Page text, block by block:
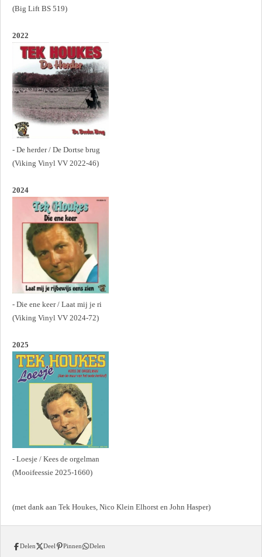
(Big Lift BS 519)
2022
- De herder / De Dortse brug
(Viking Vinyl VV 2022-46)
2024
- Die ene keer / Laat mij je ri
(Viking Vinyl VV 2024-72)
2025
- Loesje / Kees de orgelman
(Mooifeessie 2025-1660)
(met dank aan Tek Houkes, Nico Klein Elhorst en John Hasper)
Delen Deel Pinnen Delen